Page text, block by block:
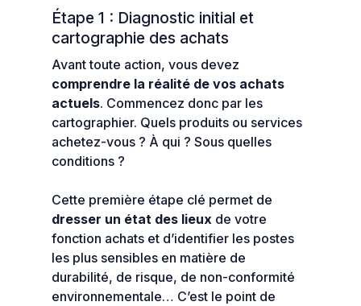
Étape 1 : Diagnostic initial et
cartographie des achats
Avant toute action, vous devez
comprendre la réalité de vos achats
actuels. Commencez donc par les
cartographier. Quels produits ou services
achetez-vous ? À qui ? Sous quelles
conditions ?
Cette première étape clé permet de
dresser un état des lieux de votre
fonction achats et d’identifier les postes
les plus sensibles en matière de
durabilité, de risque, de non-conformité
environnementale… C’est le point de